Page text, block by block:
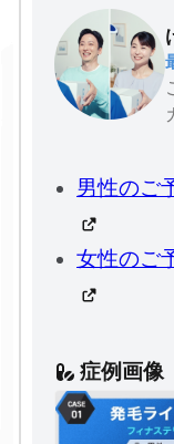
男性のご
女性のご
症例画像